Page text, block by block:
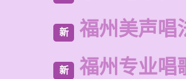
新 福州美声唱
新 福州专业唱